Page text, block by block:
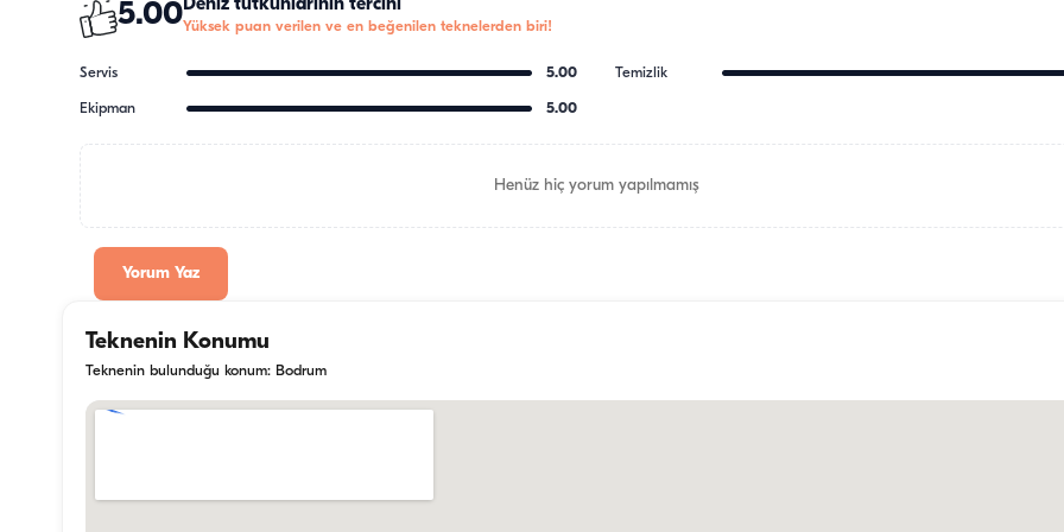
5.00Deniz tutkunlarının tercihi
Yüksek puan verilen ve en beğenilen teknelerden biri!
Servis 5.00 Temizlik
Ekipman 5.00
Henüz hiç yorum yapılmamış
Yorum Yaz
Teknenin Konumu
Teknenin bulunduğu konum: Bodrum